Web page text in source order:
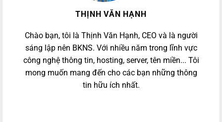
THỊNH VĂN HẠNH
Chào bạn, tôi là Thịnh Văn Hạnh, CEO và là người
sáng lập nên BKNS. Với nhiều năm trong lĩnh vực
công nghệ thông tin, hosting, server, tên miền... Tôi
mong muốn mang đến cho các bạn những thông
tin hữu ích nhất.